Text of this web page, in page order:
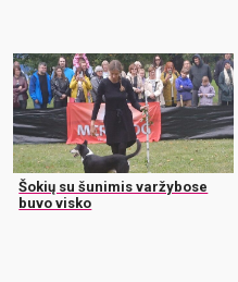
Šokių su šunimis varžybose
buvo visko